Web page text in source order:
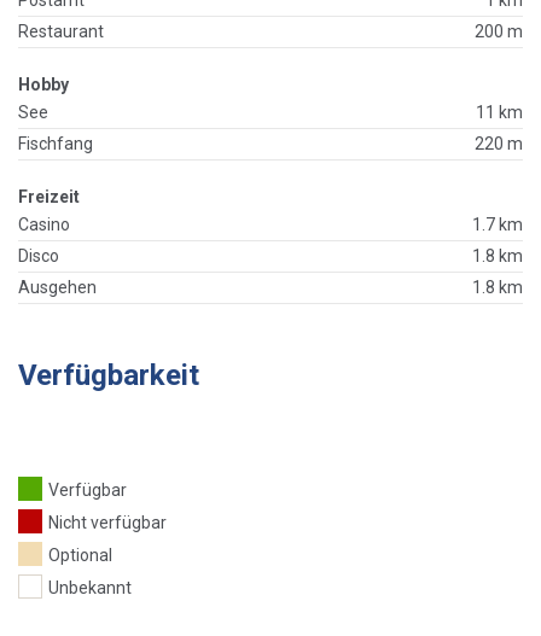
Restaurant
200 m
Hobby
See
11 km
Fischfang
220 m
Freizeit
Casino
1.7 km
Disco
1.8 km
Ausgehen
1.8 km
Verfügbarkeit
Verfügbar
Nicht verfügbar
Optional
Unbekannt